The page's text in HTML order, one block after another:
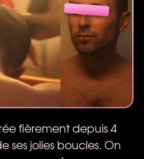
fièrement depuis 4
ses jolies boucles. On